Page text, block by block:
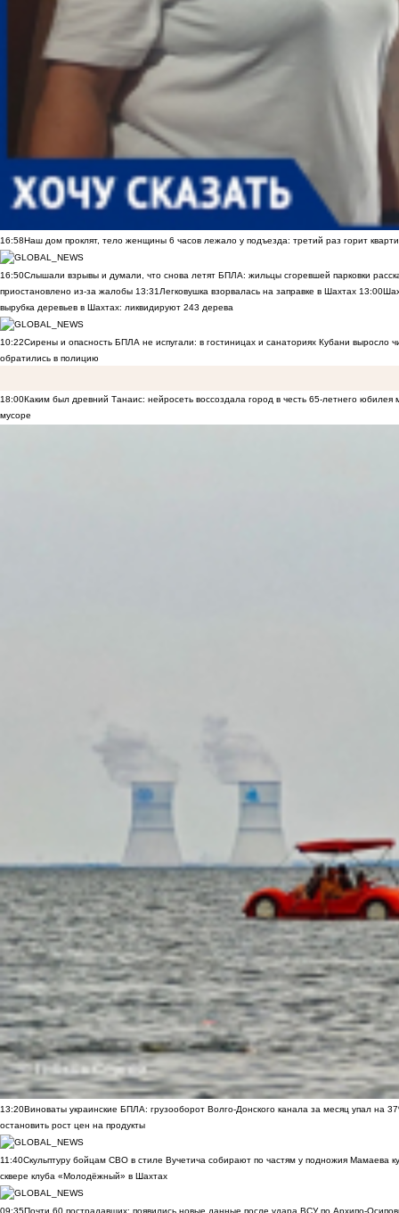
16:58Наш дом проклят, тело женщины 6 часов лежало у подъезда: третий раз горит
16:50Слышали взрывы и думали, что снова летят БПЛА: жильцы сгоревшей парковки
приостановлено из-за жалобы 13:31Легковушка взорвалась на заправке в Шахтах 13:00
вырубка деревьев в Шахтах: ликвидируют 243 дерева
10:22Сирены и опасность БПЛА не испугали: в гостиницах и санаториях Кубани выросло
обратились в полицию
18:00Каким был древний Танаис: нейросеть воссоздала город в честь 65-летнего юбилея
мусоре
13:20Виноваты украинские БПЛА: грузооборот Волго-Донского канала за месяц упал на
остановить рост цен на продукты
11:40Скульптуру бойцам СВО в стиле Вучетича собирают по частям у подножия Мамаева
сквере клуба «Молодёжный» в Шахтах